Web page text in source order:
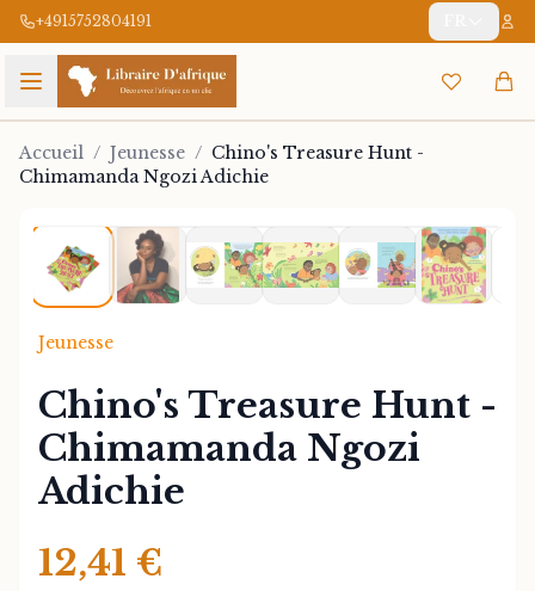
+4915752804191
Accueil / Jeunesse / Chino's Treasure Hunt -
Chimamanda Ngozi Adichie
1/7
Jeunesse
Chino's Treasure Hunt -
Chimamanda Ngozi
Adichie
12,41 €